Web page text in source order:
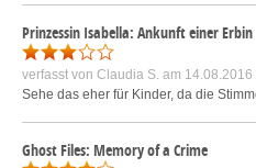
Prinzessin Isabella: Ankunft einer Erbin
verfasst von Claudia S. am 14.08.2016
Sehe das eher für Kinder, da die
Ghost Files: Memory of a Crime